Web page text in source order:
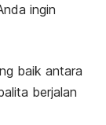
ingin
baik antara
berjalan